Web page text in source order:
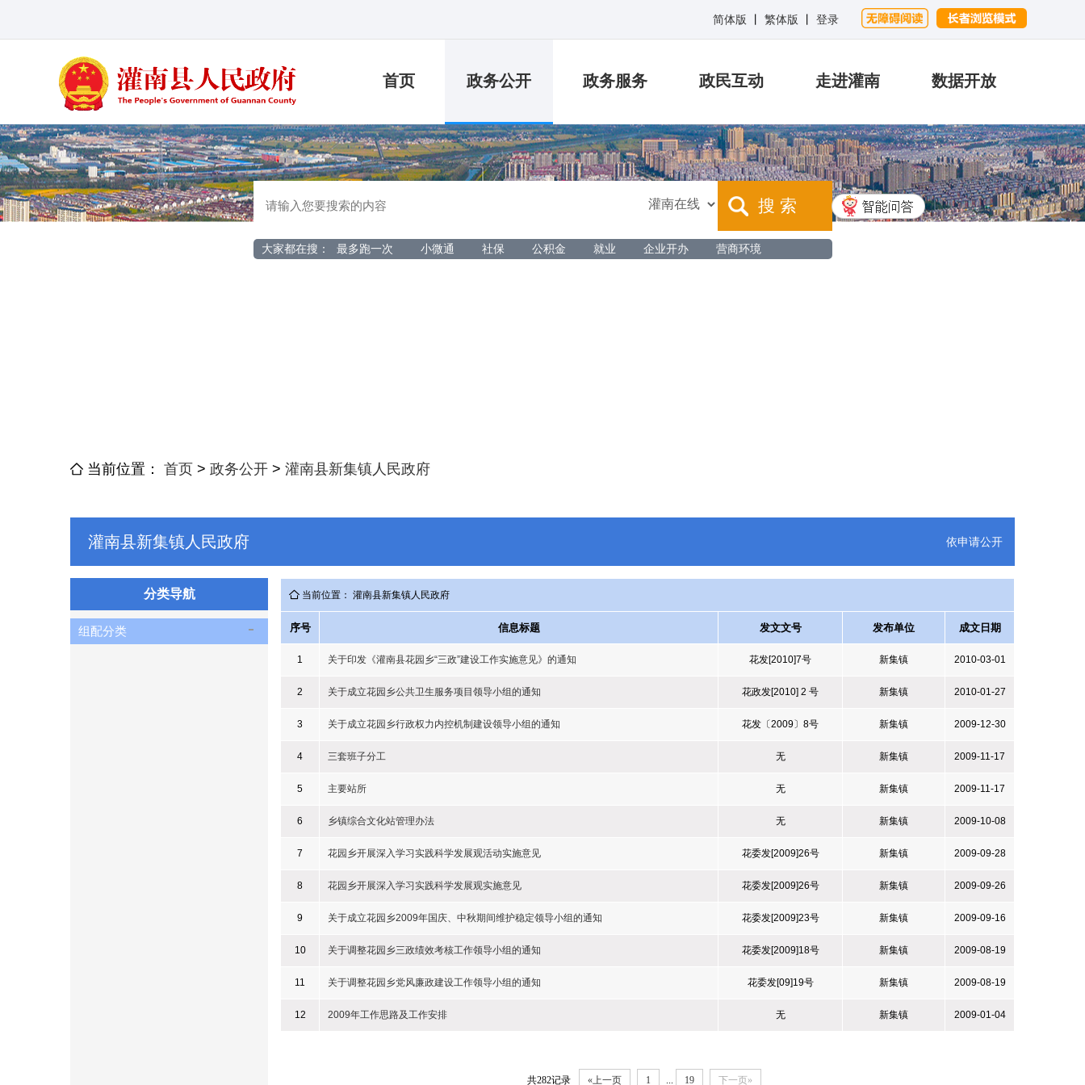
简体版 繁体版 登录
首页 政务公开 政务服务 政民互动 走进灌南 数据开放
搜 索
大家都在搜： 最多跑一次 小微通 社保 公积金 就业 企业开办 营商环境
当前位置： 首页 > 政务公开 > 灌南县新集镇人民政府
灌南县新集镇人民政府 依申请公开
分类导航
组配分类
当前位置： 灌南县新集镇人民政府
序号 信息标题 发文文号 发布单位 成文日期
1 关于印发《灌南县花园乡“三政”建设工作实施意见》的通知 花发[2010]7号 新集镇 2010-03-01
2 关于成立花园乡公共卫生服务项目领导小组的通知 花政发[2010] 2 号 新集镇 2010-01-27
3 关于成立花园乡行政权力内控机制建设领导小组的通知 花发〔2009〕8号 新集镇 2009-12-30
4 三套班子分工 无 新集镇 2009-11-17
5 主要站所 无 新集镇 2009-11-17
6 乡镇综合文化站管理办法 无 新集镇 2009-10-08
7 花园乡开展深入学习实践科学发展观活动实施意见 花委发[2009]26号 新集镇 2009-09-28
8 花园乡开展深入学习实践科学发展观实施意见 花委发[2009]26号 新集镇 2009-09-26
9 关于成立花园乡2009年国庆、中秋期间维护稳定领导小组的通知 花委发[2009]23号 新集镇 2009-09-16
10 关于调整花园乡三政绩效考核工作领导小组的通知 花委发[2009]18号 新集镇 2009-08-19
11 关于调整花园乡党风廉政建设工作领导小组的通知 花委发[09]19号 新集镇 2009-08-19
12 2009年工作思路及工作安排 无 新集镇 2009-01-04
共282记录 «上一页 1 ... 19 下一页»